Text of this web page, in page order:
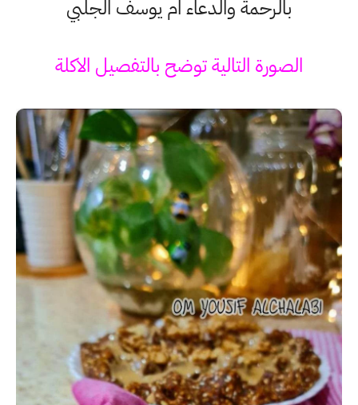
بالرحمة والدعاء ام يوسف الجلبي
الصورة التالية توضح بالتفصيل الاكلة